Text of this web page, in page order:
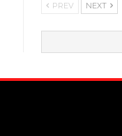
PREV NEXT